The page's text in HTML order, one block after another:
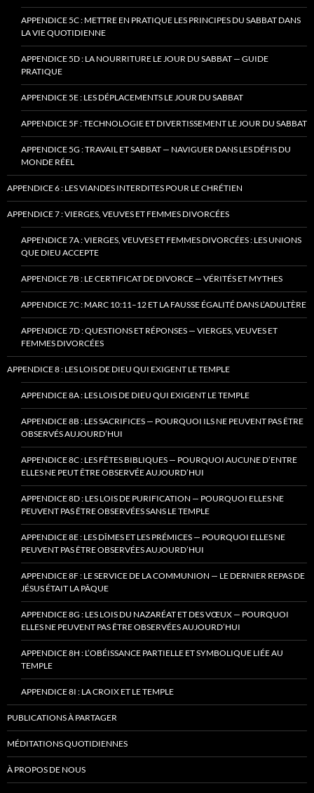
APPENDICE 5C : METTRE EN PRATIQUE LES PRINCIPES DU SABBAT DANS
LA VIE QUOTIDIENNE
APPENDICE 5D : LA NOURRITURE LE JOUR DU SABBAT — GUIDE
PRATIQUE
APPENDICE 5E : LES DÉPLACEMENTS LE JOUR DU SABBAT
APPENDICE 5F : TECHNOLOGIE ET DIVERTISSEMENT LE JOUR DU SABBAT
APPENDICE 5G : TRAVAIL ET SABBAT — NAVIGUER DANS LES DÉFIS DU
MONDE RÉEL
APPENDICE 6 : LES VIANDES INTERDITES POUR LE CHRÉTIEN
APPENDICE 7 : VIERGES, VEUVES ET FEMMES DIVORCÉES
APPENDICE 7A : VIERGES, VEUVES ET FEMMES DIVORCÉES : LES UNIONS
QUE DIEU ACCEPTE
APPENDICE 7B : LE CERTIFICAT DE DIVORCE — VÉRITÉS ET MYTHES
APPENDICE 7C : MARC 10:11–12 ET LA FAUSSE ÉGALITÉ DANS L’ADULTÈRE
APPENDICE 7D : QUESTIONS ET RÉPONSES — VIERGES, VEUVES ET
FEMMES DIVORCÉES
APPENDICE 8 : LES LOIS DE DIEU QUI EXIGENT LE TEMPLE
APPENDICE 8A : LES LOIS DE DIEU QUI EXIGENT LE TEMPLE
APPENDICE 8B : LES SACRIFICES — POURQUOI ILS NE PEUVENT PAS ÊTRE
OBSERVÉS AUJOURD’HUI
APPENDICE 8C : LES FÊTES BIBLIQUES — POURQUOI AUCUNE D’ENTRE
ELLES NE PEUT ÊTRE OBSERVÉE AUJOURD’HUI
APPENDICE 8D : LES LOIS DE PURIFICATION — POURQUOI ELLES NE
PEUVENT PAS ÊTRE OBSERVÉES SANS LE TEMPLE
APPENDICE 8E : LES DÎMES ET LES PRÉMICES — POURQUOI ELLES NE
PEUVENT PAS ÊTRE OBSERVÉES AUJOURD’HUI
APPENDICE 8F : LE SERVICE DE LA COMMUNION — LE DERNIER REPAS DE
JÉSUS ÉTAIT LA PÂQUE
APPENDICE 8G : LES LOIS DU NAZARÉAT ET DES VŒUX — POURQUOI
ELLES NE PEUVENT PAS ÊTRE OBSERVÉES AUJOURD’HUI
APPENDICE 8H : L’OBÉISSANCE PARTIELLE ET SYMBOLIQUE LIÉE AU
TEMPLE
APPENDICE 8I : LA CROIX ET LE TEMPLE
PUBLICATIONS À PARTAGER
MÉDITATIONS QUOTIDIENNES
À PROPOS DE NOUS